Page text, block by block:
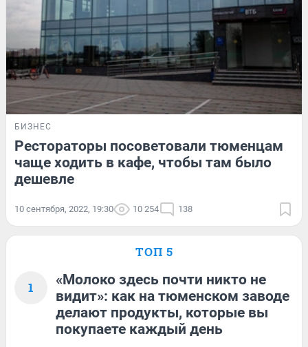
БИЗНЕС
Рестораторы посоветовали тюменцам
чаще ходить в кафе, чтобы там было
дешевле
10 сентября, 2022, 19:30 10 254 138
ТОП 5
1
«Молоко здесь почти никто не
видит»: как на тюменском заводе
делают продукты, которые вы
покупаете каждый день